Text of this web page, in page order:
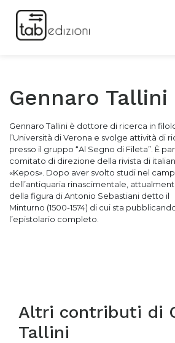
Gennaro Tallini
Gennaro Tallini è dottore di ricerca in
l’Università di Verona e svolge attività di
presso il gruppo “Al Segno di Fileta”. È
comitato di direzione della rivista di
«Kepos». Dopo aver svolto studi nel
dell’antiquaria rinascimentale,
della figura di Antonio Sebastiani detto il
Minturno (1500-1574) di cui sta
l’epistolario completo.
Altri contributi di
Tallini